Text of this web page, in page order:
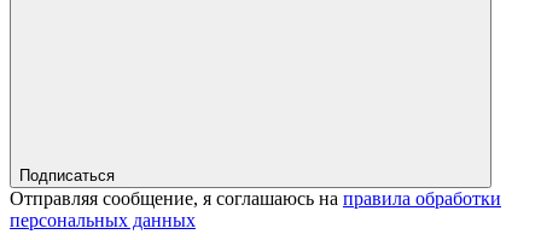
Подписаться
Отправляя сообщение, я соглашаюсь на правила обработки
персональных данных